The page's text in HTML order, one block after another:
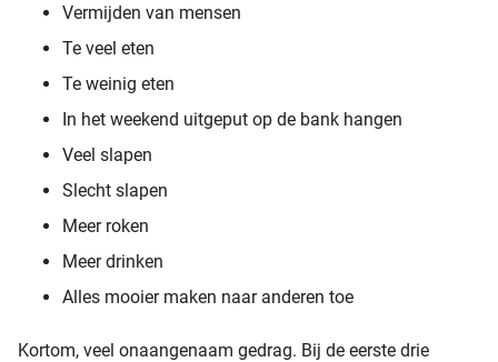
Vermijden van mensen
Te veel eten
Te weinig eten
In het weekend uitgeput op de bank hangen
Veel slapen
Slecht slapen
Meer roken
Meer drinken
Alles mooier maken naar anderen toe
Kortom, veel onaangenaam gedrag. Bij de eerste drie